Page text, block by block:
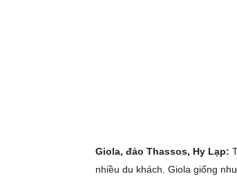
Giola, đảo Thassos, Hy Lạp:
nhiều du khách. Giola giống